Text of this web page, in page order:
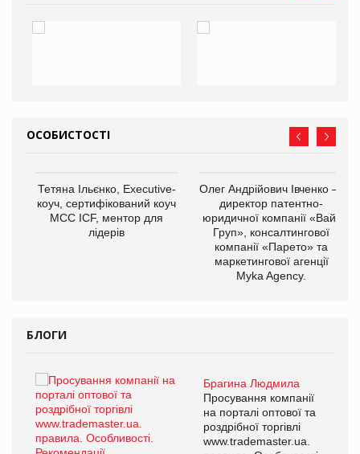
ОСОБИСТОСТІ
Тетяна Ільєнко, Executive-
коуч, сертифікований коуч
МСС ICF, ментор для
лідерів
Олег Андрійович Івченко —
директор патентно-
юридичної компанії «Вайз
Груп», консалтингової
компанії «Парето» та
маркетингової агенції
Myka Agency.
БЛОГИ
Брагина Людмила
Просування компанії
на порталі оптової та
роздрібної торгівлі
www.trademaster.ua.